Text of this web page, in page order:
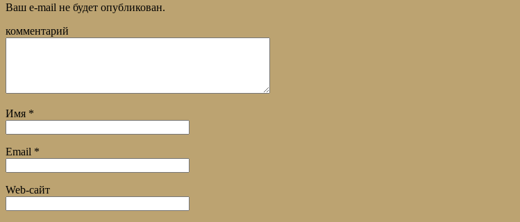
Ваш e-mail не будет опубликован.
комментарий
Имя *
Email *
Web-сайт